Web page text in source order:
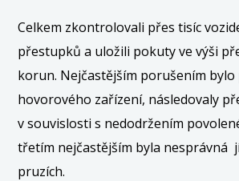
Celkem zkontrolovali přes tisíc
přestupků a uložili pokuty ve výši
korun. Nejčastějším porušením
hovorového zařízení, následovaly
v souvislosti s nedodržením
třetím nejčastějším byla nesprávná
pruzích.